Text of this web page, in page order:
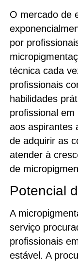
O mercado de
por
técnica cada
profissionais
habilidades
profissional
aos aspirantes
de adquirir as
atender à
de
Potencial
A
serviço
profissionais
estável. A